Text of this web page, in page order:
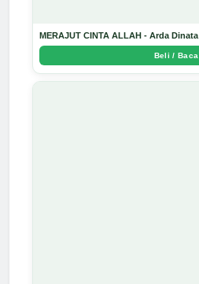
MERAJUT CINTA ALLAH - Arda Dinata
Beli / Baca